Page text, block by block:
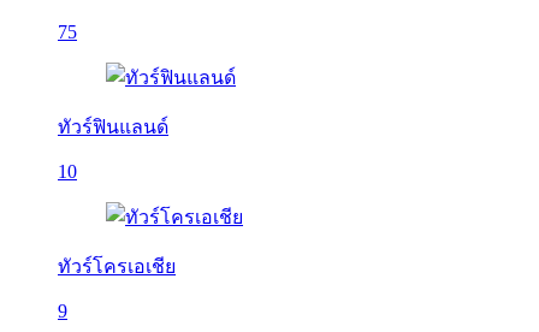
75
ทัวร์ฟินแลนด์
10
ทัวร์โครเอเชีย
9